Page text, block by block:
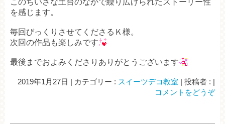
このちいさな土台のなかで繰り広げられたストーリー性
を感じます。
毎回びっくりさせてくださるＫ様。
次回の作品も楽しみです
最後までおよみくださりありがとうございます
2019年1月27日 | カテゴリー : スイーツデコ教室 | 投稿者 : |
コメントをどうぞ